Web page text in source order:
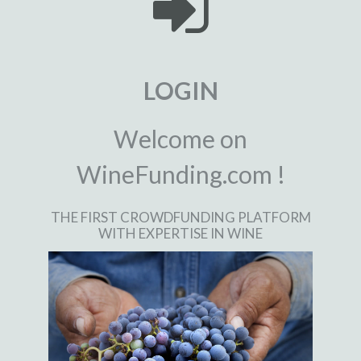
LOGIN
Welcome on
WineFunding.com !
THE FIRST CROWDFUNDING PLATFORM
WITH EXPERTISE IN WINE